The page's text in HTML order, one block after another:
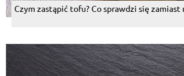
Czym zastąpić tofu? Co sprawdzi się zamiast